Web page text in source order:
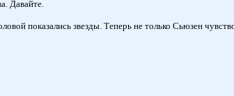
Давайте.
показались звезды. Теперь не только Сьюзен